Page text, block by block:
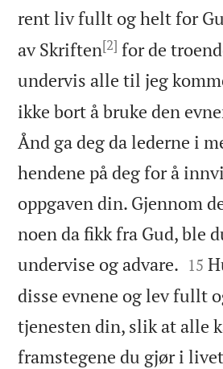
rent liv fullt og helt for
av Skriften[2] for de
undervis alle til jeg
ikke bort å bruke den
Ånd ga deg da lederne i
hendene på deg for å
oppgaven din. Gjennom
noen da fikk fra Gud, ble
undervise og advare. 

15
disse evnene og lev fullt
tjenesten din, slik at alle
framstegene du gjør i